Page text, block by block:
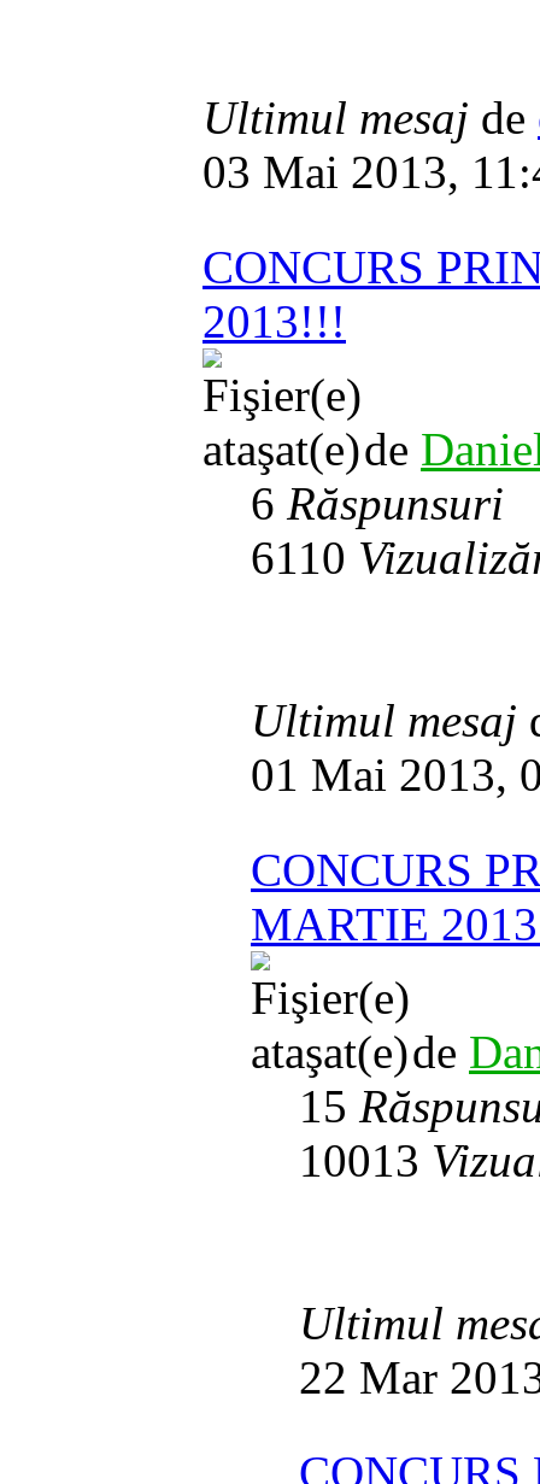
Ultimul mesaj de
03 Mai 2013,
CONCURS
2013!!!
de
6 Răspunsuri
6110
Ultimul mesaj
01 Mai 2013,
CONCURS
MARTIE
de
15
10013
Ultimul
22 Mar
CONCURS